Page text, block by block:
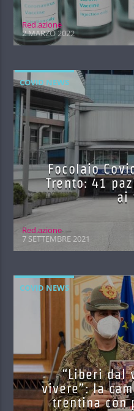
Red.azione
2 MARZO 2022
COVID NEWS
Focolaio
Trento: 41
ai
Red.azione
7 SETTEMBRE 2021
COVID NEWS
“Liberi dal
vivere”: la
trentina con